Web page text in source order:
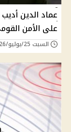
عماد الدين
على الأمن
السبت 25/يوليو/2026 - 12:57 ص